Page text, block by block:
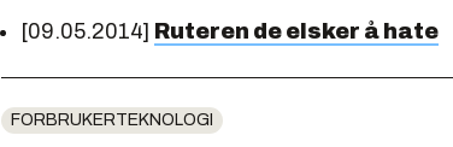
[09.05.2014] Ruteren de elsker å hate
FORBRUKERTEKNOLOGI